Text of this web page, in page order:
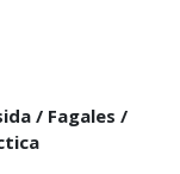
/ Fagales /